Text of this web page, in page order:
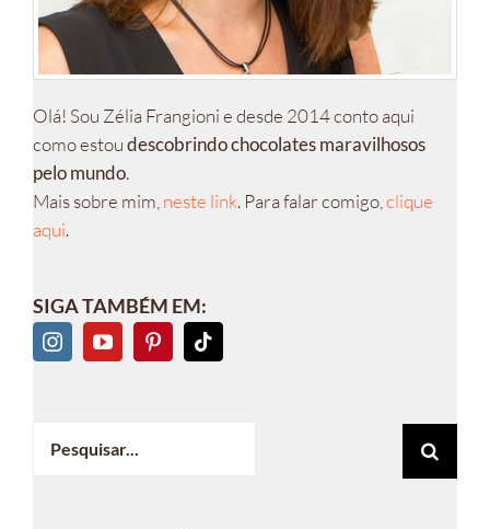
Olá! Sou Zélia Frangioni e desde 2014 conto aqui
como estoudescobrindo chocolates maravilhosos
pelo mundo.
Mais sobre mim, neste link. Para falar comigo, clique
aqui.
SIGA TAMBÉM EM:
resultados